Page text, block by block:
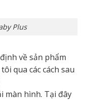
Plus
về sản phẩm
qua các cách sau
màn hình. Tại đây